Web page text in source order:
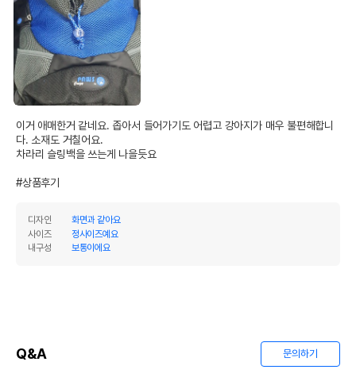
수입자를 함께 표기
AS책임자와 전화번호
또는 소비자상담 관련
전화번호
단, 상품명에 유통기한 명시된 경우, 해당
이거 애매한거 같네요. 좁아서 들어가기도 어렵고 강아지가 매우 불편해합니
다. 소재도 거칠어요.
차라리 슬링백을 쓰는게 나을듯요
#상품후기
디자인
화면과 같아요
사이즈
정사이즈예요
내구성
보통이에요
Q&A 문의하기